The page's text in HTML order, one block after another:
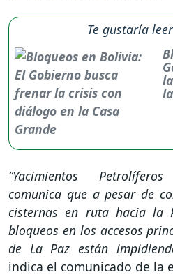
Te gustaría
“Yacimientos
comunica que a pesar de
cisternas en ruta hacia la
bloqueos en los accesos
de La Paz están
indica el comunicado de la